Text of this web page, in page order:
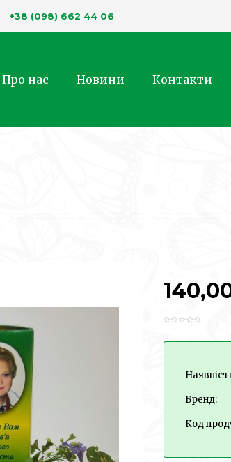
+38 (098) 662 44 06
Про нас Новини Контакти
Бренд:
Код